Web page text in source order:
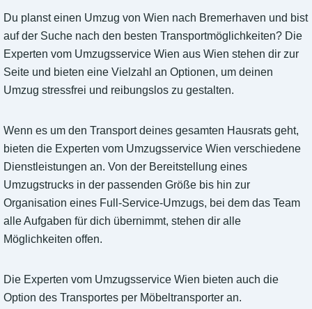
Du planst einen Umzug von Wien nach Bremerhaven und bist
auf der Suche nach den besten Transportmöglichkeiten? Die
Experten vom Umzugsservice Wien aus Wien stehen dir zur
Seite und bieten eine Vielzahl an Optionen, um deinen
Umzug stressfrei und reibungslos zu gestalten.
Wenn es um den Transport deines gesamten Hausrats geht,
bieten die Experten vom Umzugsservice Wien verschiedene
Dienstleistungen an. Von der Bereitstellung eines
Umzugstrucks in der passenden Größe bis hin zur
Organisation eines Full-Service-Umzugs, bei dem das Team
alle Aufgaben für dich übernimmt, stehen dir alle
Möglichkeiten offen.
Die Experten vom Umzugsservice Wien bieten auch die
Option des Transportes per Möbeltransporter an.